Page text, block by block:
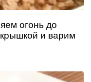
огонь до
и варим